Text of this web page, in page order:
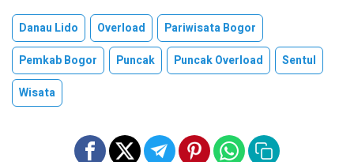
Danau Lido Overload
Pariwisata Bogor
Pemkab Bogor
Puncak Puncak Overload
Sentul
Wisata